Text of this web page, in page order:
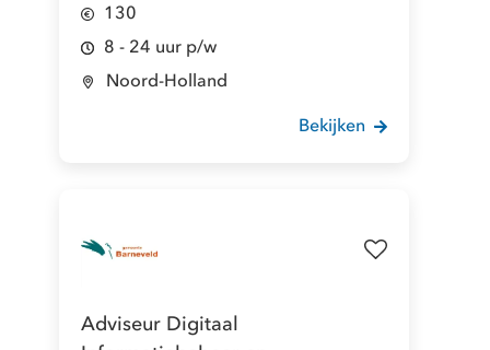
130
8 - 24 uur p/w
Noord-Holland
Bekijken
Adviseur Digitaal